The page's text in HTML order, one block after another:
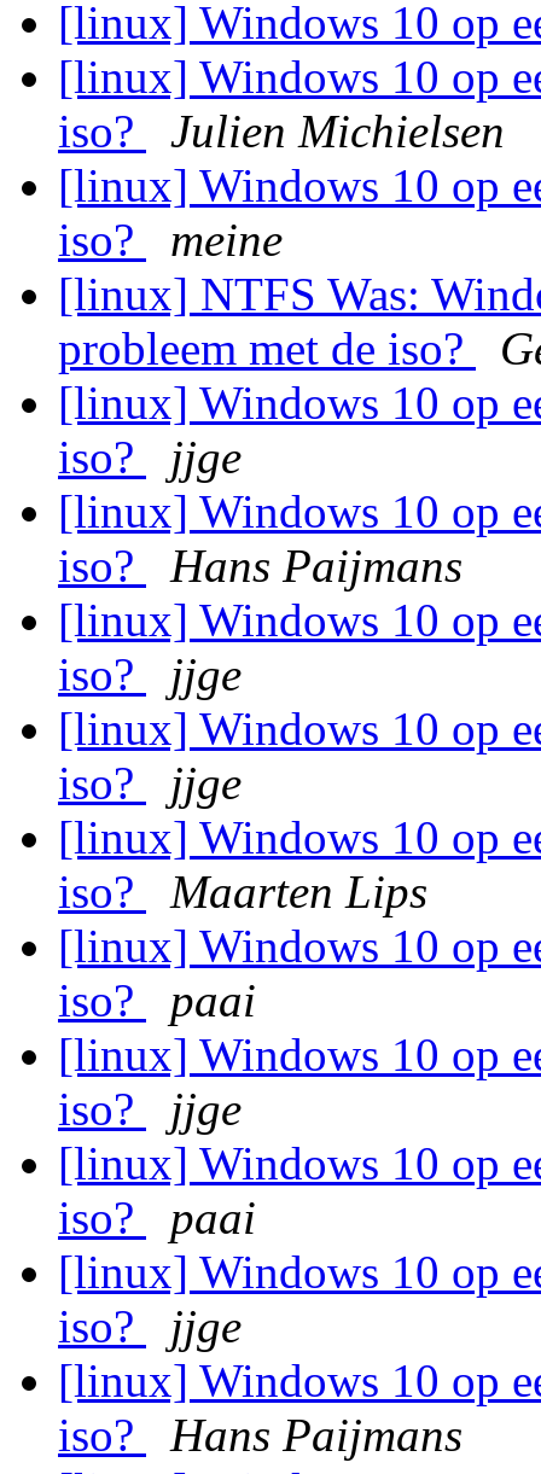
[linux] Windows 10 op
[linux] Windows 10 op
iso?
Julien Michielsen
[linux] Windows 10 op
iso?
meine
[linux] NTFS Was:
probleem met de iso?
[linux] Windows 10 op
iso?
jjge
[linux] Windows 10 op
iso?
Hans Paijmans
[linux] Windows 10 op
iso?
jjge
[linux] Windows 10 op
iso?
jjge
[linux] Windows 10 op
iso?
Maarten Lips
[linux] Windows 10 op
iso?
paai
[linux] Windows 10 op
iso?
jjge
[linux] Windows 10 op
iso?
paai
[linux] Windows 10 op
iso?
jjge
[linux] Windows 10 op
iso?
Hans Paijmans